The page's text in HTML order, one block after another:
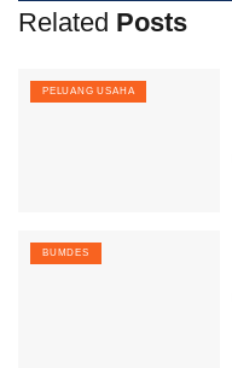
Related Posts
PELUANG USAHA
BUMDES